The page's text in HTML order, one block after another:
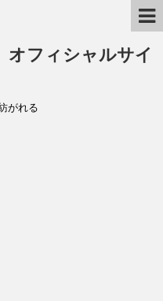
フィシャルサイ
がれる